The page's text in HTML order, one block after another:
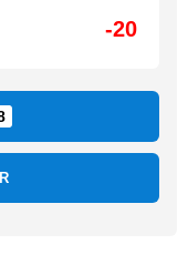
-20